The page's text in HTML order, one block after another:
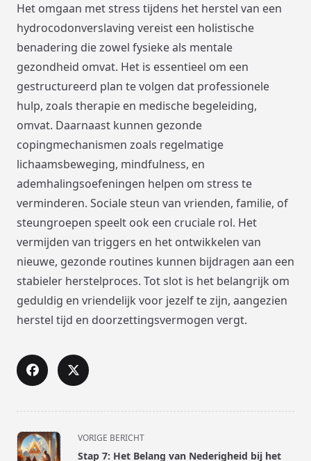
Het omgaan met stress tijdens het herstel van een
hydrocodonverslaving vereist een holistische
benadering die zowel fysieke als mentale
gezondheid omvat. Het is essentieel om een
gestructureerd plan te volgen dat professionele
hulp, zoals therapie en medische begeleiding,
omvat. Daarnaast kunnen gezonde
copingmechanismen zoals regelmatige
lichaamsbeweging, mindfulness, en
ademhalingsoefeningen helpen om stress te
verminderen. Sociale steun van vrienden, familie, of
steungroepen speelt ook een cruciale rol. Het
vermijden van triggers en het ontwikkelen van
nieuwe, gezonde routines kunnen bijdragen aan een
stabieler herstelproces. Tot slot is het belangrijk om
geduldig en vriendelijk voor jezelf te zijn, aangezien
herstel tijd en doorzettingsvermogen vergt.
<span
class="nav-
VORIGE BERICHT
Stap 7: Het Belang van Nederigheid bij het